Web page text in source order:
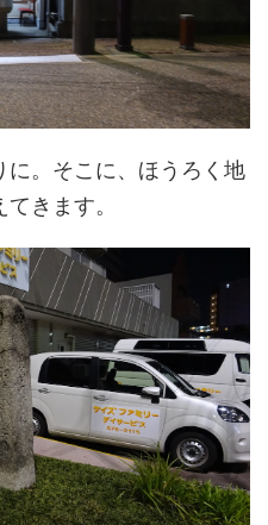
に。そこに、ほうろく地
きます。